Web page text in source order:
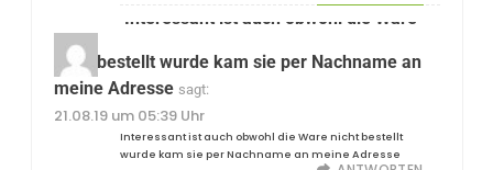
Interessant ist auch obwohl die Ware
nicht bestellt wurde kam sie per Nachname an
meine Adresse sagt:
21.08.19 um 05:39 Uhr
Interessant ist auch obwohl die Ware nicht bestellt
wurde kam sie per Nachname an meine Adresse